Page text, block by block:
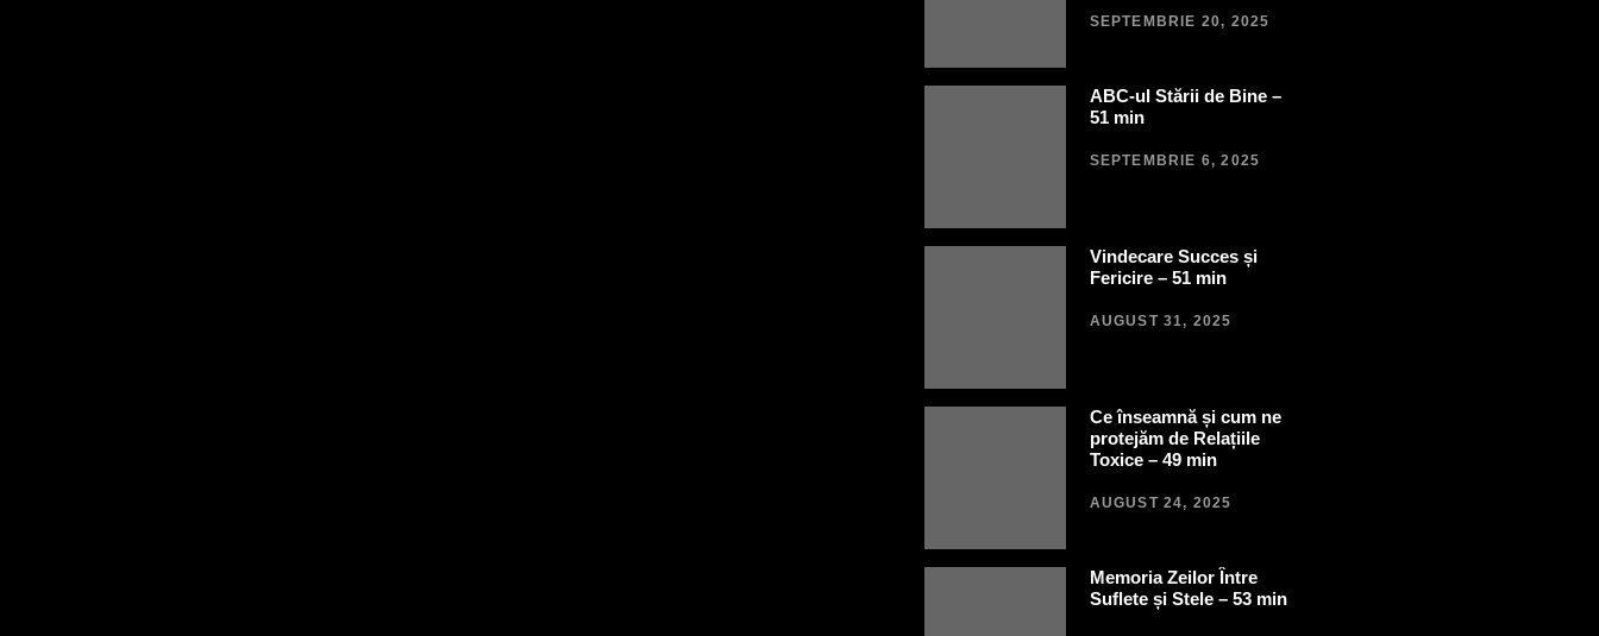
SEPTEMBRIE 20, 2025
ABC-ul Stării de Bine –
51 min
SEPTEMBRIE 6, 2025
Vindecare Succes și
Fericire – 51 min
AUGUST 31, 2025
Ce înseamnă și cum ne
protejăm de Relațiile
Toxice – 49 min
AUGUST 24, 2025
Memoria Zeilor Între
Suflete și Stele – 53 min